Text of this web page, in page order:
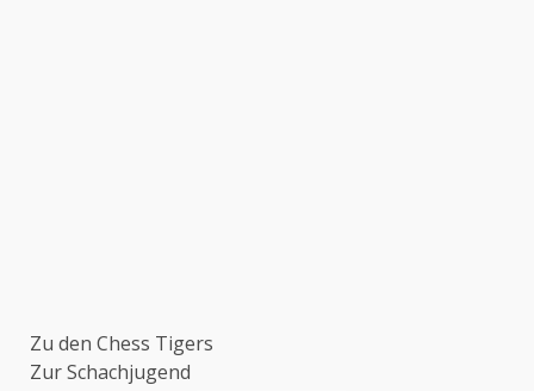
Zu den Chess Tigers
Zur Schachjugend